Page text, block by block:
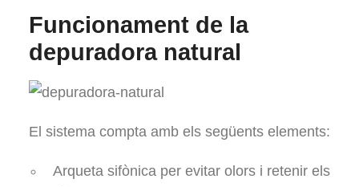
Funcionament de la
depuradora natural
El sistema compta amb els següents elements:
Arqueta sifònica per evitar olors i retenir els